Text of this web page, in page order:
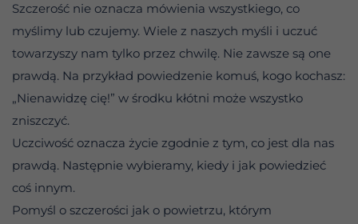
Szczerość nie oznacza mówienia wszystkiego, co
myślimy lub czujemy. Wiele z naszych myśli i uczuć
towarzyszy nam tylko przez chwilę. Nie zawsze są one
prawdą. Na przykład powiedzenie komuś, kogo kochasz:
„Nienawidzę cię!” w środku kłótni może wszystko
zniszczyć.
Uczciwość oznacza życie zgodnie z tym, co jest dla nas
prawdą. Następnie wybieramy, kiedy i jak powiedzieć
coś innym.
Pomyśl o szczerości jak o powietrzu, którym